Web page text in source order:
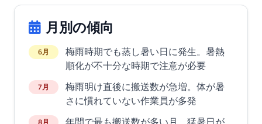
月別の傾向
6月
梅雨時期でも蒸し暑い日に発生。暑熱
順化が不十分な時期で注意が必要
7月
梅雨明け直後に搬送数が急増。体が暑
さに慣れていない作業員が多発
8月